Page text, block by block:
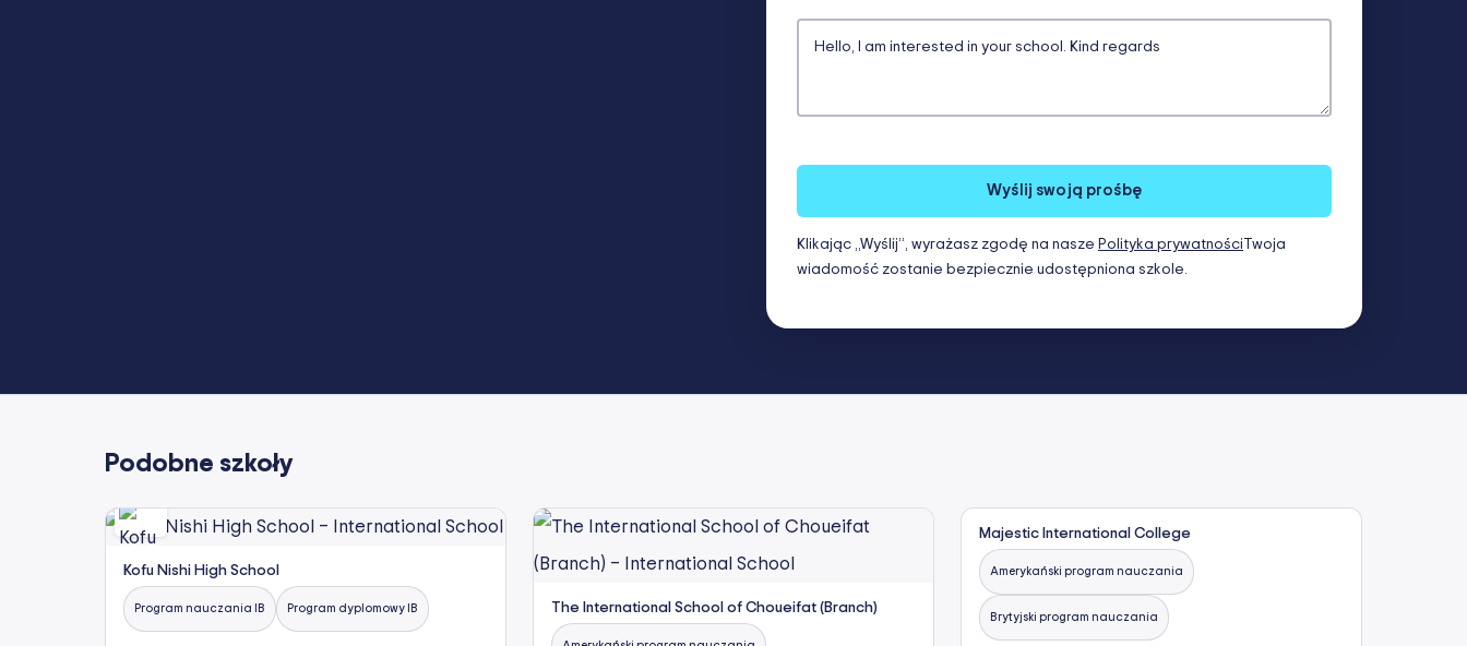
Wyślij swoją prośbę
Klikając „Wyślij”, wyrażasz zgodę na nasze Polityka prywatności Twoja
wiadomość zostanie bezpiecznie udostępniona szkole.
Podobne szkoły
Kofu Nishi High School
Program nauczania IB Program dyplomowy IB The International School of Choueifat (Branch)
Majestic International College
Amerykański program nauczania
Brytyjski program nauczania